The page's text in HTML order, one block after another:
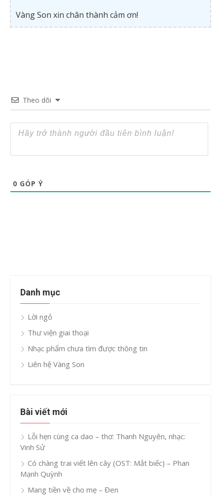
Vàng Son xin chân thành cảm ơn!
Theo dõi
0 GÓP Ý
Danh mục
Lời ngỏ
Thư viện giai thoại
Nhạc phẩm chưa tìm được thông tin
Liên hệ Vàng Son
Bài viết mới
Lỗi hẹn cùng ca dao – thơ: Thanh Nguyên, nhạc:
Vinh Sử
Có chàng trai viết lên cây (OST: Mắt biếc) – Phan
Mạnh Quỳnh
Mang tiền về cho mẹ – Đen